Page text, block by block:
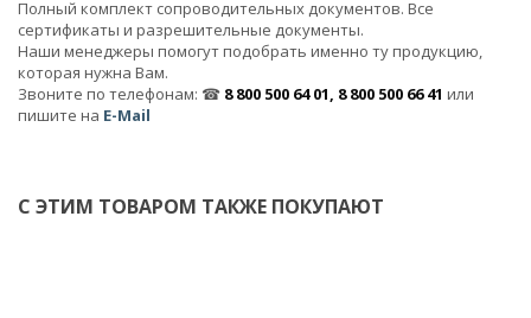
Полный комплект сопроводительных документов. Все
сертификаты и разрешительные документы.
Наши менеджеры помогут подобрать именно ту продукцию,
которая нужна Вам.
Звоните по телефонам: ☎ 8 800 500 64 01, 8 800 500 66 41 или
пишите на E-Mail
С ЭТИМ ТОВАРОМ ТАКЖЕ ПОКУПАЮТ